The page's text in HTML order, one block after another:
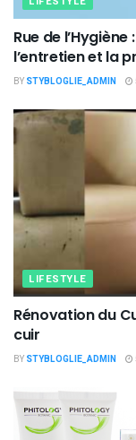
Rue de
l’entretien et la
BY STYBLOGLIE_ADMIN
LIFESTYLE
Rénovation du
cuir
BY STYBLOGLIE_ADMIN